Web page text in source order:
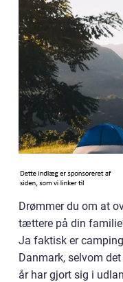
Drømmer du om at
tættere på din
Ja faktisk er
Danmark, selvom
år har gjort sig i